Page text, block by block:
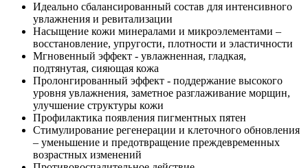
Идеально сбалансированный состав для интенсивного
увлажнения и ревитализации
Насыщение кожи минералами и микроэлементами –
восстановление, упругости, плотности и эластичности
Мгновенный эффект - увлажненная, гладкая,
подтянутая, сияющая кожа
Пролонгированный эффект - поддержание высокого
уровня увлажнения, заметное разглаживание морщин,
улучшение структуры кожи
Профилактика появления пигментных пятен
Стимулирование регенерации и клеточного обновления
– уменьшение и предотвращение преждевременных
возрастных изменений